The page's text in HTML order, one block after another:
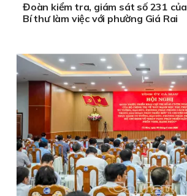
Đoàn kiểm tra, giám sát số 231
Bí thư làm việc với phường Giá Rai